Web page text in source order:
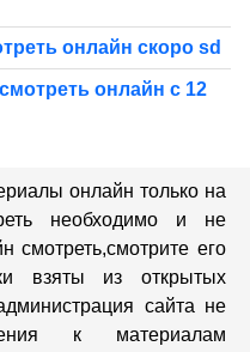
онлайн скоро sd
онлайн с 12
онлайн только на
необходимо и не
смотреть,cмотрите его
взяты из открытых
сайта не
к материалам